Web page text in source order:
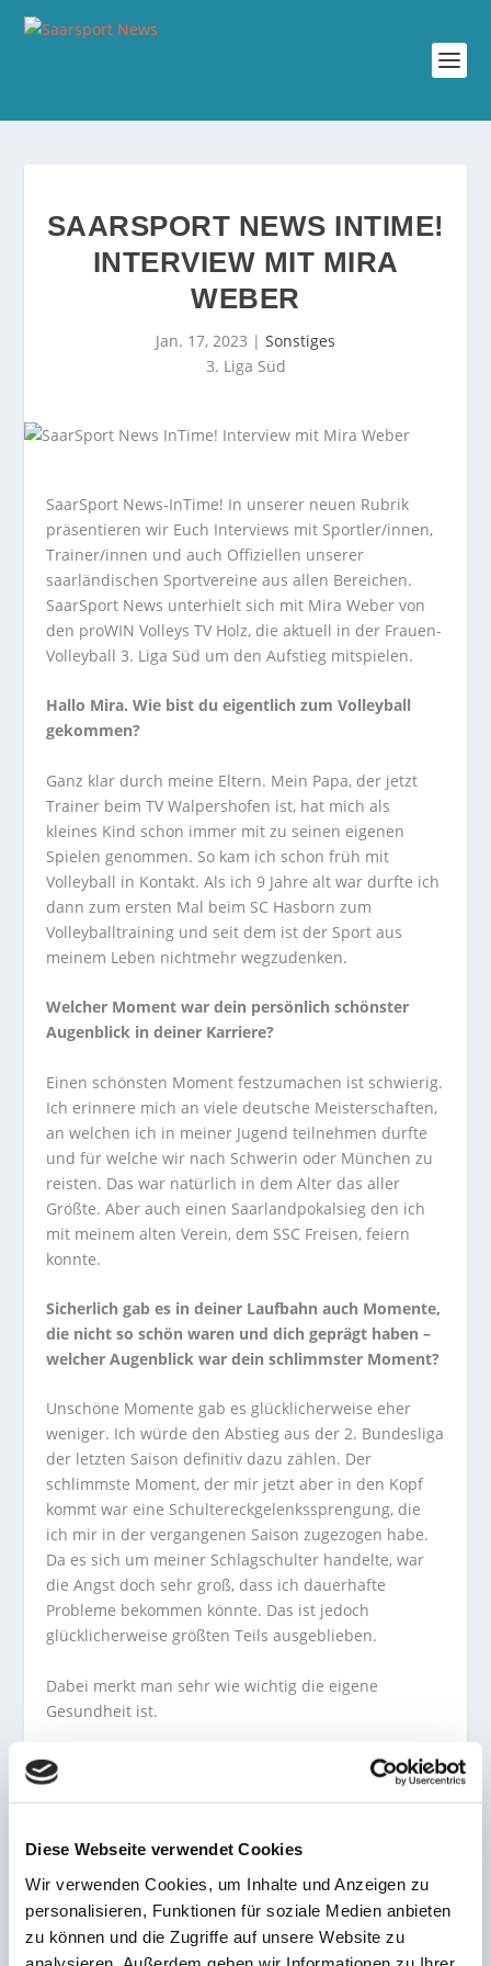
Diese Webseite verwendet Cookies
Wir verwenden Cookies, um Inhalte und Anzeigen zu
personalisieren, Funktionen für soziale Medien anbieten
zu können und die Zugriffe auf unsere Website zu
SAARSPORT NEWS INTIME!
INTERVIEW MIT MIRA
WEBER
Jan. 17, 2023 | Sonstiges
3. Liga Süd
SaarSport News-InTime! In unserer neuen Rubrik
präsentieren wir Euch Interviews mit Sportler/innen,
Trainer/innen und auch Offiziellen unserer
saarländischen Sportvereine aus allen Bereichen.
SaarSport News unterhielt sich mit Mira Weber von
den proWIN Volleys TV Holz, die aktuell in der Frauen-
Volleyball 3. Liga Süd um den Aufstieg mitspielen.
Hallo Mira. Wie bist du eigentlich zum Volleyball
gekommen?
Ganz klar durch meine Eltern. Mein Papa, der jetzt
Trainer beim TV Walpershofen ist, hat mich als
kleines Kind schon immer mit zu seinen eigenen
Spielen genommen. So kam ich schon früh mit
Volleyball in Kontakt. Als ich 9 Jahre alt war durfte ich
dann zum ersten Mal beim SC Hasborn zum
Volleyballtraining und seit dem ist der Sport aus
meinem Leben nichtmehr wegzudenken.
Welcher Moment war dein persönlich schönster
Augenblick in deiner Karriere?
Einen schönsten Moment festzumachen ist schwierig.
Ich erinnere mich an viele deutsche Meisterschaften,
an welchen ich in meiner Jugend teilnehmen durfte
und für welche wir nach Schwerin oder München zu
reisten. Das war natürlich in dem Alter das aller
Größte. Aber auch einen Saarlandpokalsieg den ich
mit meinem alten Verein, dem SSC Freisen, feiern
konnte.
Sicherlich gab es in deiner Laufbahn auch Momente,
die nicht so schön waren und dich geprägt haben –
welcher Augenblick war dein schlimmster Moment?
Unschöne Momente gab es glücklicherweise eher
weniger. Ich würde den Abstieg aus der 2. Bundesliga
der letzten Saison definitiv dazu zählen. Der
schlimmste Moment, der mir jetzt aber in den Kopf
kommt war eine Schultereckgelenkssprengung, die
ich mir in der vergangenen Saison zugezogen habe.
Da es sich um meiner Schlagschulter handelte, war
die Angst doch sehr groß, dass ich dauerhafte
Probleme bekommen könnte. Das ist jedoch
glücklicherweise größten Teils ausgeblieben.
Dabei merkt man sehr wie wichtig die eigene
Gesundheit ist.
Wenn Mira Weber nicht auf dem Volleyballfeld
steht, ist sie…?
Bachelor of Science in Sportwissenschaft und einen
Bachelor of Education für Berufsschullehramt
abgeschlossen, hierzu mache ich gerade meinen
Master. Außerdem arbeite ich als Trainerin in einer
Physio- und Trainingstherapie.